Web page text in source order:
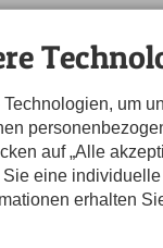
zu
ein.
natürlich
auch nicht fehlen!
um
auf „Alle
eine
erhalten